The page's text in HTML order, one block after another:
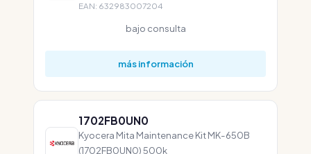
EAN: 632983007204
bajo consulta
más información
1702FB0UN0
Kyocera Mita Maintenance Kit MK-650B
(1702FB0UN0) 500k